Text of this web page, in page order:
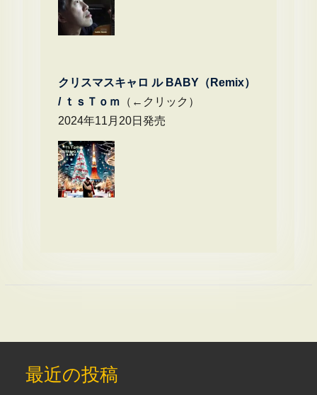
クリスマスキャロ ル BABY（Remix）
/ ｔｓＴｏｍ （←クリック）
2024年11月20日発売
最近の投稿